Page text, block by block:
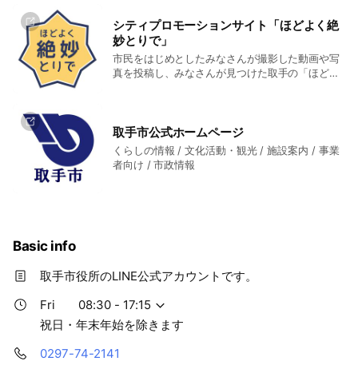
シティプロモーションサイト「ほどよく絶
妙とりで」
市民をはじめとしたみなさんが撮影した動画や写
真を投稿し、みなさんが見つけた取手の「ほどよ
取手市公式ホームページ
くらしの情報 / 文化活動・観光 / 施設案内 / 事業
者向け / 市政情報
Basic info
取手市役所のLINE公式アカウントです。
Fri
08:30 - 17:15
祝日・年末年始を除きます
0297-74-2141